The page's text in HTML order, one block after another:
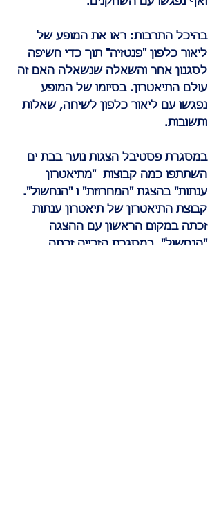
בהיכל התרבות: ראו את המופע של
ליאור כלפון "פנטזיה" תוך כדי חשיפה
לסגנון אחר והשאלה שנשאלה האם זה
עולם התיאטרון. בסיומו של המופע
נפגשו עם ליאור כלפון לשיחה, שאלות
ותשובות.
במסגרת פסטיבל הצגות נוער בבת ים
השתתפו כמה קבוצות "מתיאטרון
ענתות" בהצגת "המחרוזת" ו "הנחשול".
קבוצת התיאטרון של תיאטרון ענתות
זכתה במקום הראשון עם ההצגה
"הנחשול". במסגרת הזכייה זכתה